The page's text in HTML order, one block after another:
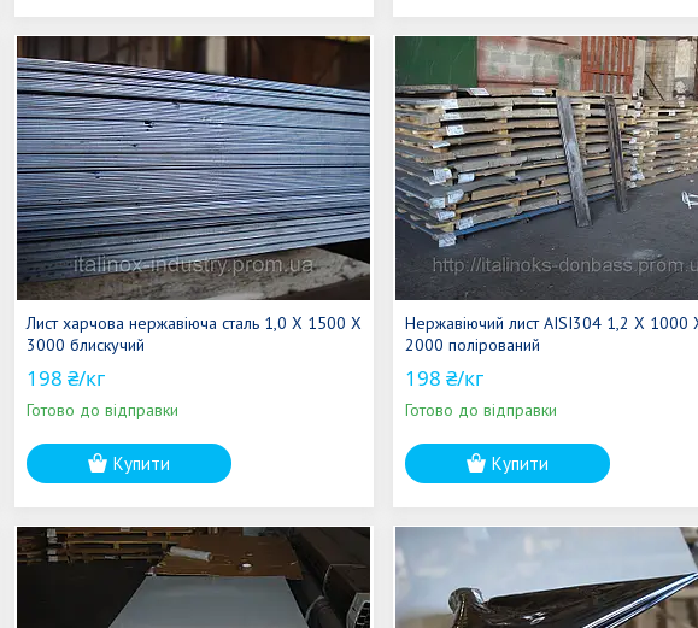
Лист харчова нержавіюча сталь 1,0 Х 1500 Х
3000 блискучий
198 ₴/кг
Готово до відправки
Купити
Нержавіючий лист AISI304 1,2 Х 1000
2000 полірований
198 ₴/кг
Готово до відправки
Купити